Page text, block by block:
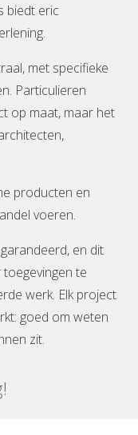
biedt eric
met specifieke
Particulieren
op maat, maar het
producten en
voeren.
en dit
te
werk. Elk project
goed om weten
zit.